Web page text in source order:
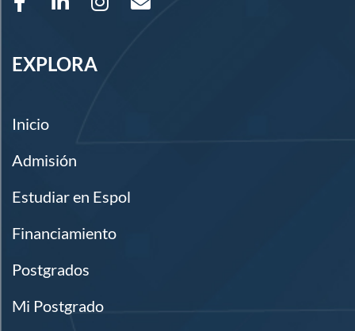
EXPLORA
Inicio
Admisión
Estudiar en Espol
Financiamiento
Postgrados
Mi Postgrado